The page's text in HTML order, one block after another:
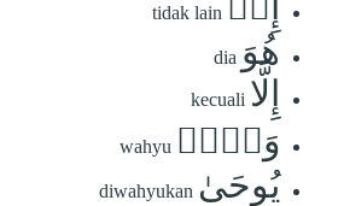
tidak lain
هُوَ dia
إِلَّا kecuali
وَحۡيٞ wahyu
يُوحَىٰ diwahyukan